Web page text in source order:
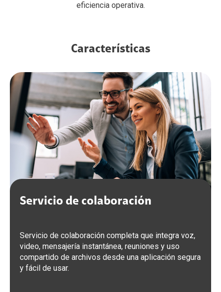
eficiencia operativa.
Características
Servicio de colaboración
Servicio de colaboración completa que integra voz,
video, mensajería instantánea, reuniones y uso
compartido de archivos desde una aplicación segura
y fácil de usar.
Integrado con dispositivos
Integrado con dispositivos inteligentes para
cualquier espacio de trabajo. Control total del
entorno de nube, a través de una experiencia
administrativa de panel único. Enrutamiento de